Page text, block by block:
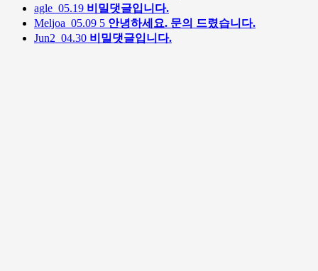
agle 05.19 비밀댓글입니다.
Meljoa 05.09 5 안녕하세요. 문의 드렸습니다.
Jun2 04.30 비밀댓글입니다.